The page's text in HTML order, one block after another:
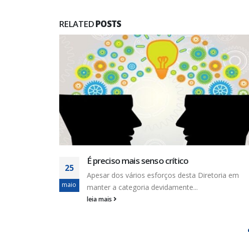
RELATEDPOSTS
27
jan
Cohidro: Assembleias aconteceram na sede e
nos perímetros
No dia 13 de dezembro de 2021, foi feita a
assembleia...